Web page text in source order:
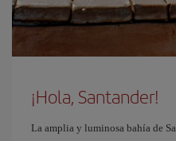
¡Hola, Santander!
La amplia y luminosa bahía de